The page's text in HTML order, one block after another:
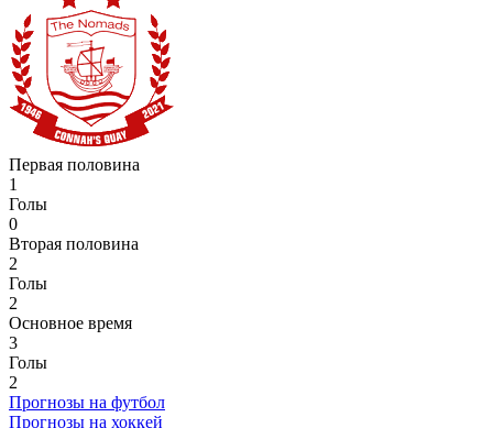
Первая половина
1
Голы
0
Вторая половина
2
Голы
2
Основное время
3
Голы
2
Прогнозы на футбол
Прогнозы на хоккей